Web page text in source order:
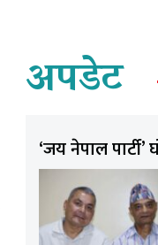
अपडेट
‘जय नेपाल